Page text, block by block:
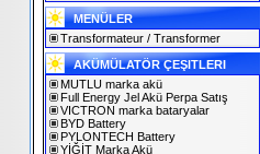
MENÜLER
Transformateur / Transformer
AKÜMÜLATÖR ÇEŞITLERI
MUTLU marka akü
Full Energy Jel Akü Perpa Satış
VICTRON marka bataryalar
BYD Battery
PYLONTECH Battery
YİĞİT Marka Akü